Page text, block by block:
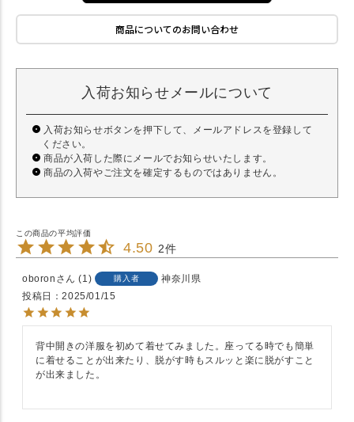
商品についてのお問い合わせ
入荷お知らせメールについて
入荷お知らせボタンを押下して、メールアドレスを登録して
ください。
商品が入荷した際にメールでお知らせいたします。
商品の入荷やご注文を確定するものではありません。
4.50 2
oboron 1 購入者
神奈川県
投稿日
2025/01/15
背中開きの洋服を初めて着せてみました。座ってる時でも簡単
に着せることが出来たり、脱がす時もスルッと楽に脱がすこと
が出来ました。